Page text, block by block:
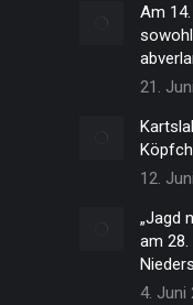
Am
21.
12.
„Jagd
am
4. Juni